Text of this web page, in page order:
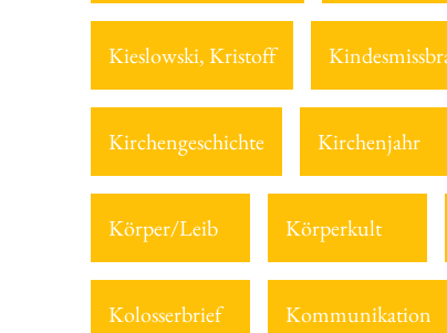
Kieslowski, Kristoff
Kirchengeschichte Kirchenjahr
Körper/Leib Körperkult
Kolosserbrief Kommunikation